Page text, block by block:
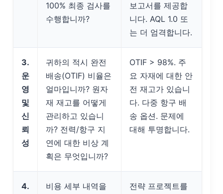
100% 최종 검사를
수행합니까?
보고서를 제공합
니다. AQL 1.0 또
는 더 엄격합니다.
3.
운
영
및
신
뢰
성
귀하의 적시 완전
배송(OTIF) 비율은
얼마입니까? 원자
재 재고를 어떻게
관리하고 있습니
까? 전력/항구 지
연에 대한 비상 계
획은 무엇입니까?
OTIF > 98%. 주
요 자재에 대한 안
전 재고가 있습니
다. 다중 항구 배
송 옵션. 문제에
대해 투명합니다.
4.
비용 세부 내역을
전략 프로젝트를